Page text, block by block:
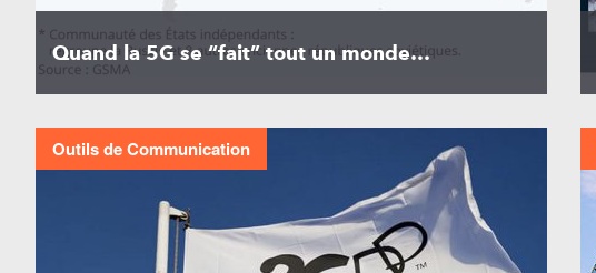
Quand la 5G se “fait” tout un monde…
Outils de Communication